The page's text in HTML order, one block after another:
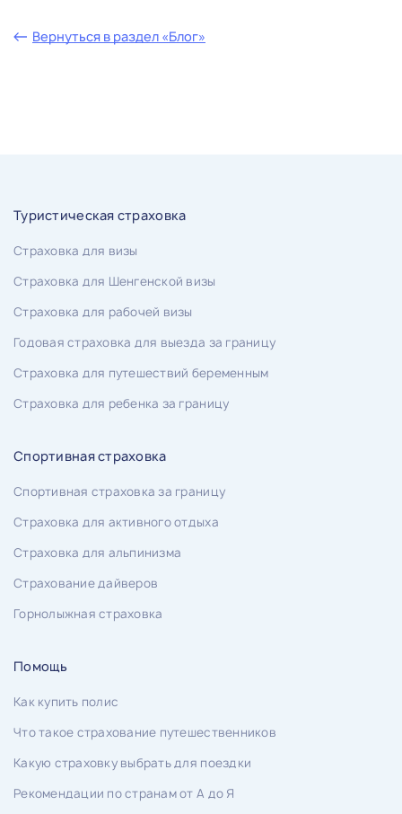
Вернуться в раздел «Блог»
Туристическая страховка
Страховка для визы
Страховка для Шенгенской визы
Страховка для рабочей визы
Годовая страховка для выезда за границу
Страховка для путешествий беременным
Страховка для ребенка за границу
Спортивная страховка
Спортивная страховка за границу
Страховка для активного отдыха
Страховка для альпинизма
Страхование дайверов
Горнолыжная страховка
Помощь
Как купить полис
Что такое страхование путешественников
Какую страховку выбрать для поездки
Рекомендации по странам от А до Я